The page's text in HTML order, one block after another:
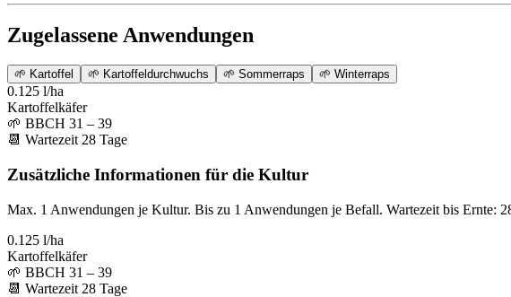
Zugelassene Anwendungen
🌱 Kartoffel 🌱 Kartoffeldurchwuchs 🌱 Sommerraps 🌱 Winterraps
0.125 l/ha
Kartoffelkäfer
🌱 BBCH 31 – 39
📆 Wartezeit 28 Tage
Zusätzliche Informationen für die Kultur
Max. 1 Anwendungen je Kultur. Bis zu 1 Anwendungen je Befall. Wartezeit bis Ernte:
0.125 l/ha
Kartoffelkäfer
🌱 BBCH 31 – 39
📆 Wartezeit 28 Tage